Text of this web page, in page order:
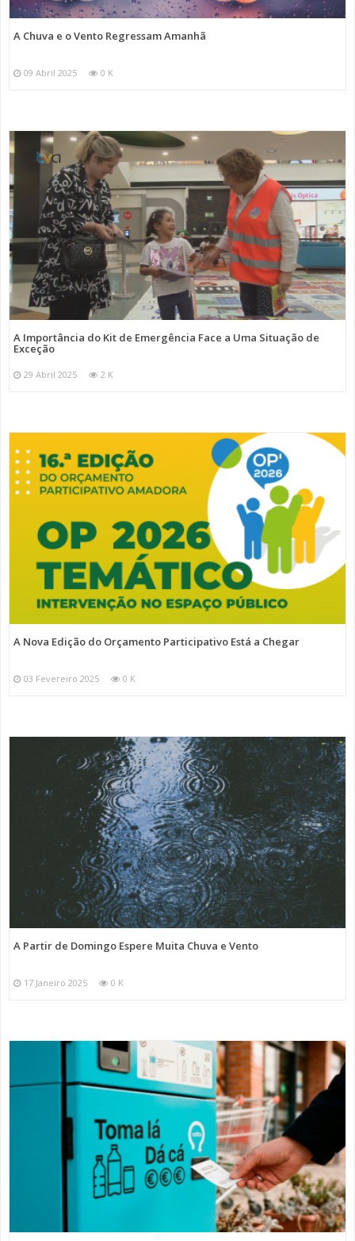
A Chuva e o Vento Regressam Amanhã
09 Abril 2025 0 K
A Importância do Kit de Emergência Face a Uma Situação de
Exceção
29 Abril 2025 2 K
A Nova Edição do Orçamento Participativo Está a Chegar
03 Fevereiro 2025 0 K
A Partir de Domingo Espere Muita Chuva e Vento
17 Janeiro 2025 0 K